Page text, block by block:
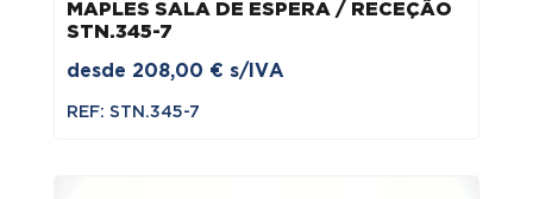
MAPLES SALA DE ESPERA / RECEÇÃO
STN.345-7
desde 208,00 € s/IVA
REF: STN.345-7